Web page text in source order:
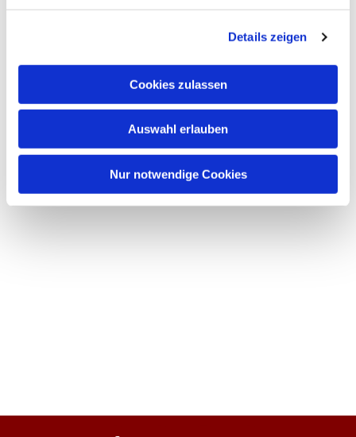
Details zeigen
Cookies zulassen
Auswahl erlauben
Nur notwendige Cookies